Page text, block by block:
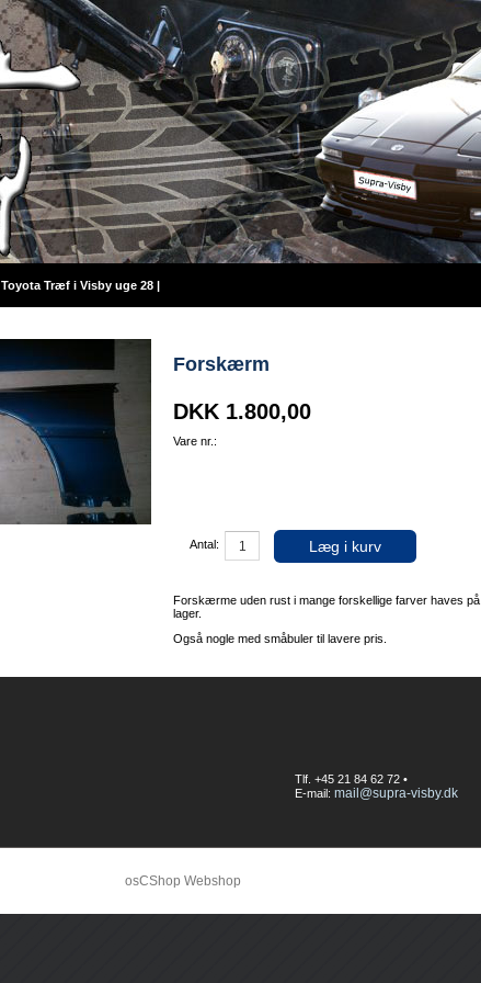
Toyota Træf i Visby uge 28 |
Forskærm
DKK 1.800,00
Vare nr.:
Antal: Læg i kurv
Forskærme uden rust i mange forskellige farver haves på
lager.
Også nogle med småbuler til lavere pris.
Tlf. +45 21 84 62 72 •
E-mail: mail@supra-visby.dk
osCShop Webshop